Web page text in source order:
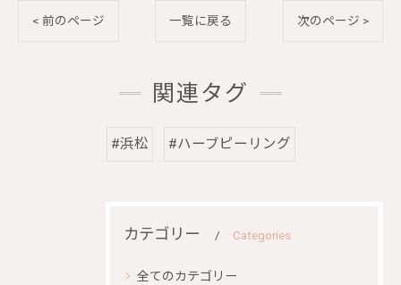
< 前のページ 一覧に戻る 次のページ >
関連タグ
#浜松 #ハーブピーリング
カテゴリー Categories
全てのカテゴリー